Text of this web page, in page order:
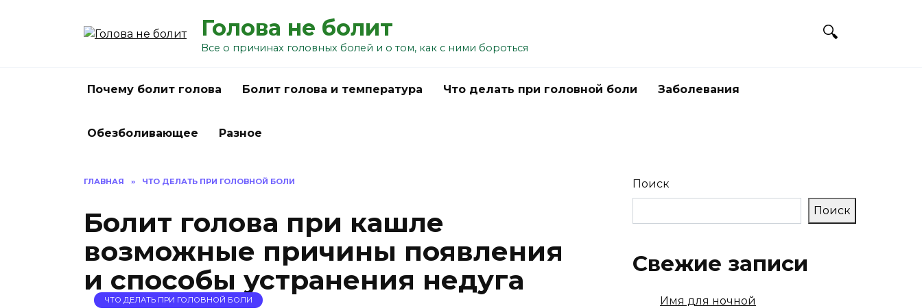
Голова не болит
Все о причинах головных болей и о том, как с ними бороться
Почему болит голова Болит голова и температура Что делать при головной боли Заболевания
Обезболивающее Разное
ГЛАВНАЯ » ЧТО ДЕЛАТЬ ПРИ ГОЛОВНОЙ БОЛИ
Болит голова при кашле
возможные причины появления
и способы устранения недуга
ЧТО ДЕЛАТЬ ПРИ ГОЛОВНОЙ БОЛИ
Поиск
Поиск
Свежие записи
Имя для ночной